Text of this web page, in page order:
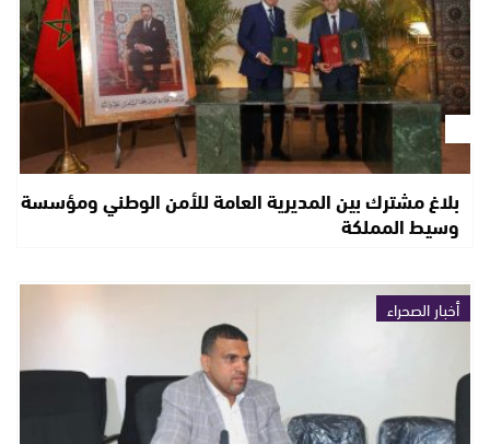
بلاغ مشترك بين المديرية العامة للأمن الوطني ومؤسسة
وسيط المملكة
أخبار الصحراء